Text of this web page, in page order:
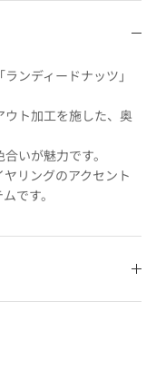
ンディードナッツ」
ト加工を施した、奥
いが魅力です。
リングのアクセント
です。